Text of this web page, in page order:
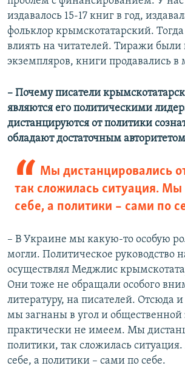
издавалось 15-17 книг в год,
фольклор крымскотатарский.
влиять на читателей. Тиражи были
экземпляров, книги продавались в
– Почему писатели
являются его политическими
дистанцируются от политики
обладают достаточным авторитетом
Мы дистанцировались
так сложилась ситуация.
себе, а политики – сами по
– В Украине мы какую-то особую
могли. Политическое руководство
осуществлял Меджлис
Они тоже не обращали особого
литературу, на писателей. Отсюда и
мы загнаны в угол и общественной
практически не имеем. Мы
политики, так сложилась
себе, а политики – сами по себе.